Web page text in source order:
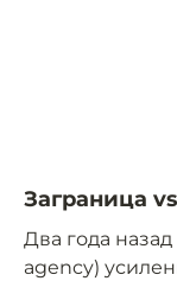
Заграница
Два года
agency)